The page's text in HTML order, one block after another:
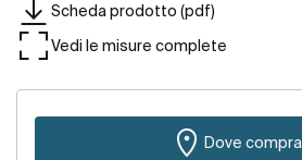
Scheda prodotto (pdf)
Vedi le misure complete
Dove